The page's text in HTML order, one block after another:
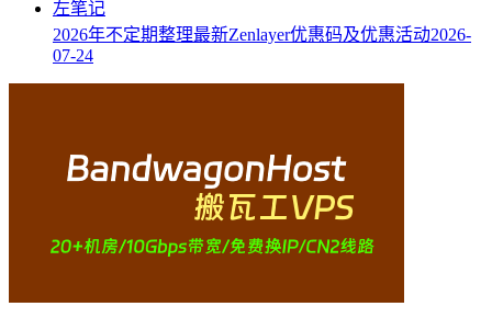
2026年不定期整理最新Zenlayer优惠码及优惠活动2026-
07-24